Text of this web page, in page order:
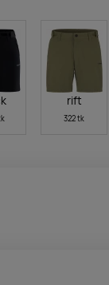
rift
322 tk